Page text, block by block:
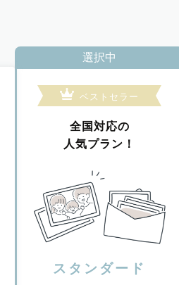
選択中
ベストセラー
全国対応の
人気プラン！
スタンダード